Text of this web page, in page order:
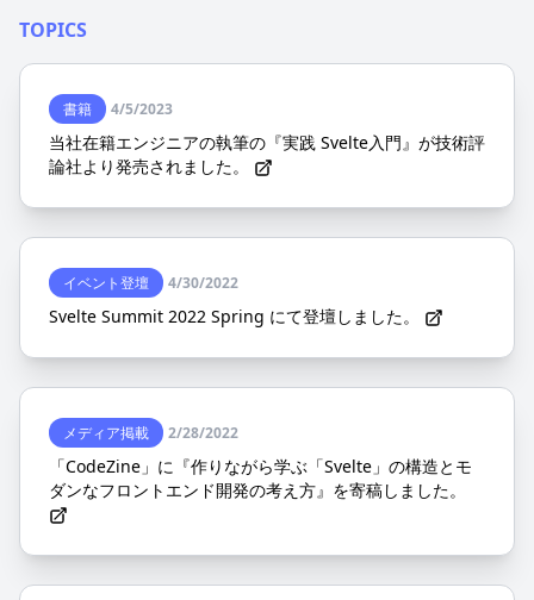
TOPICS
書籍 4/5/2023
当社在籍エンジニアの執筆の『実践 Svelte入門』が技術評
論社より発売されました。
イベント登壇 4/30/2022
Svelte Summit 2022 Spring にて登壇しました。
メディア掲載 2/28/2022
「CodeZine」に『作りながら学ぶ「Svelte」の構造とモ
ダンなフロントエンド開発の考え方』を寄稿しました。